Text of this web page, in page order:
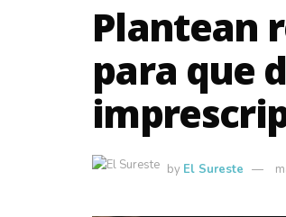
Plantean
para que
by El Sureste